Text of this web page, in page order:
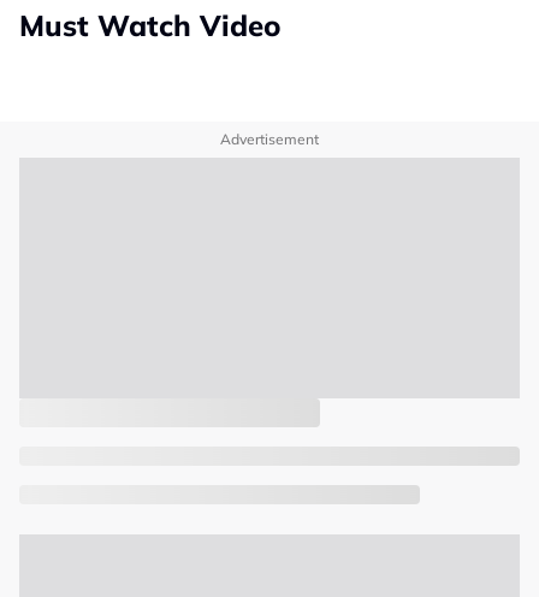
Must Watch Video
Advertisement